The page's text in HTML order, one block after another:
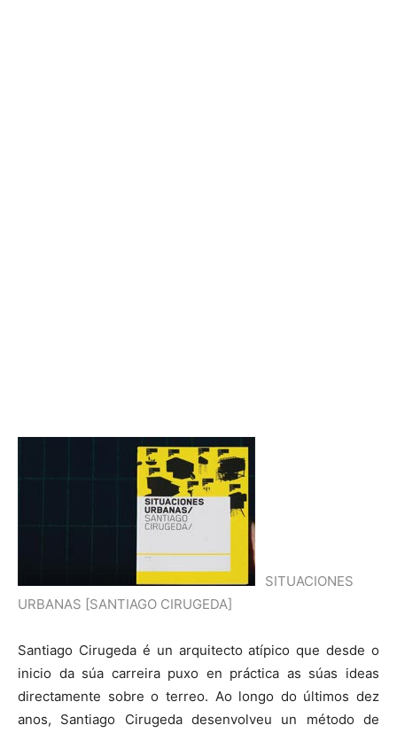
SITUACIONES
URBANAS [SANTIAGO CIRUGEDA]
Santiago Cirugeda é un arquitecto atípico que desde o
inicio da súa carreira puxo en práctica as súas ideas
directamente sobre o terreo. Ao longo do últimos dez
anos, Santiago Cirugeda desenvolveu un método de